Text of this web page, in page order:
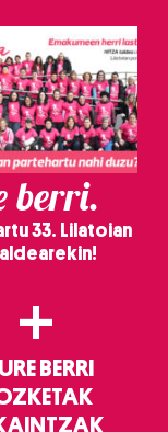
berri.
33. Lilatoian
+
BERRI